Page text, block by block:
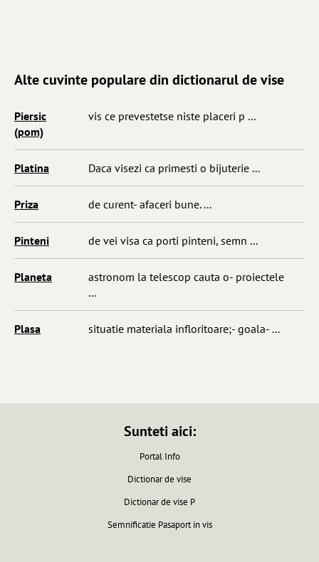
Alte cuvinte populare din dictionarul de vise
Piersic
(pom)
vis ce prevestetse niste placeri p ...
Platina Daca visezi ca primesti o bijuterie ...
Priza de curent- afaceri bune. ...
Pinteni de vei visa ca porti pinteni, semn ...
Planeta
astronom la telescop cauta o- proiectele
...
Plasa situatie materiala infloritoare;- goala- ...
Sunteti aici:
Portal Info
Dictionar de vise
Dictionar de vise P
Semnificatie Pasaport in vis